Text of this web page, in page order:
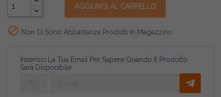
AGGIUNGI AL CARRELLO
 Non Ci Sono Abbastanza Prodotti In Magazzino
Inserisci La Tua Email Per Sapere Quando Il Prodotto
Sarà Disponibile